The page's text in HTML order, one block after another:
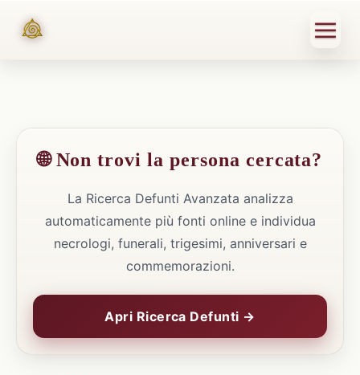
🌐 Non trovi la persona cercata?
La Ricerca Defunti Avanzata analizza
automaticamente più fonti online e individua
necrologi, funerali, trigesimi, anniversari e
commemorazioni.
Apri Ricerca Defunti →